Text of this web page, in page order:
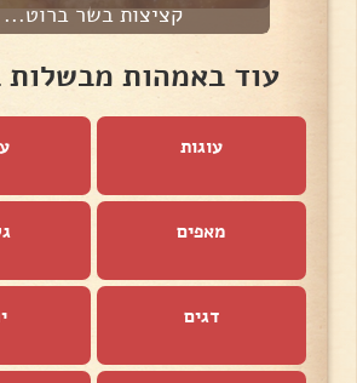
קציצות בשר ברוט...
עוד באמהות מבשלות
עוגות
מאפים
דגים